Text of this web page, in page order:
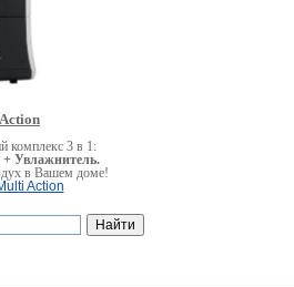
комплекс 3 в 1:
+ Увлажнитель.
в Вашем доме!
Action